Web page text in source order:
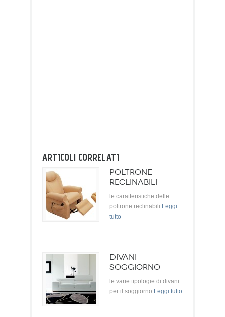
ARTICOLI CORRELATI
POLTRONE
RECLINABILI
le caratteristiche delle
poltrone reclinabili Leggi
tutto
DIVANI
SOGGIORNO
le varie tipologie di divani
per il soggiorno Leggi tutto